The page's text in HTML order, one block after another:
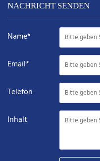
NACHRICHT SENDEN
Name*
Email*
Telefon
Inhalt